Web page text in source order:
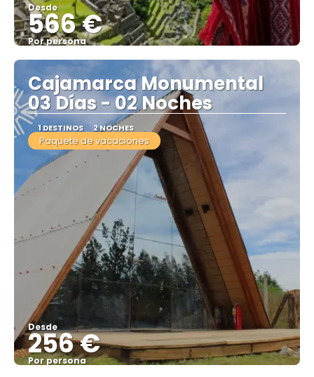
Desde
566 €
Por persona
Ver
Cajamarca Monumental
03 Días - 02 Noches
1 DESTINOS 2 NOCHES
Paquete de vacaciones
Desde
256 €
Por persona